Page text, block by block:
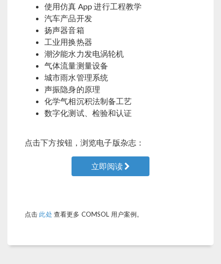
使用仿真 App 进行工程教学
汽车产品开发
扬声器音箱
工业用换热器
潮汐能水力发电涡轮机
气体流量测量设备
城市雨水管理系统
声振隐身的原理
化学气相沉积法制备工艺
数字化测试、检验和认证
点击下方按钮，浏览电子版杂志：
立即阅读
点击 此处 查看更多 COMSOL 用户案例。